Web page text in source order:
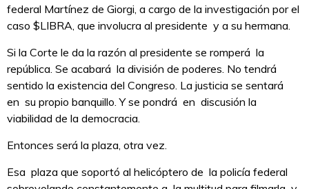
federal Martínez de Giorgi, a cargo de la investigación por el
caso $LIBRA, que involucra al presidente y a su hermana.
Si la Corte le da la razón al presidente se romperá la
república. Se acabará la división de poderes. No tendrá
sentido la existencia del Congreso. La justicia se sentará
en su propio banquillo. Y se pondrá en discusión la
viabilidad de la democracia.
Entonces será la plaza, otra vez.
Esa plaza que soportó al helicóptero de la policía federal